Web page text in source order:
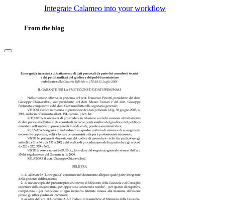
Integrate Calameo into your workflow
From the blog